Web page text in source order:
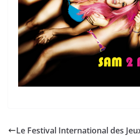
Le Festival International des